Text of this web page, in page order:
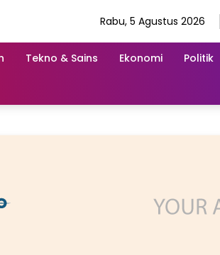
Rabu, 5 Agustus 2026
Tekno & Sains Ekonomi Politik